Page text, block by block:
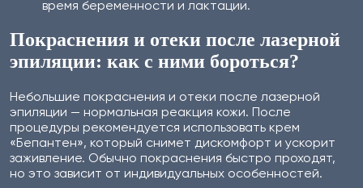
время беременности и лактации.
Покраснения и отеки после лазерной
эпиляции: как с ними бороться?
Небольшие покраснения и отеки после лазерной
эпиляции — нормальная реакция кожи. После
процедуры рекомендуется использовать крем
«Бепантен», который снимет дискомфорт и ускорит
заживление. Обычно покраснения быстро проходят,
но это зависит от индивидуальных особенностей.